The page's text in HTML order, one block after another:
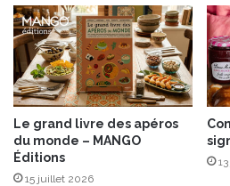
r
a
u
2
8
é
v
r
Le grand livre des apéros
du monde – MANGO
Éditions
15 juillet 2026